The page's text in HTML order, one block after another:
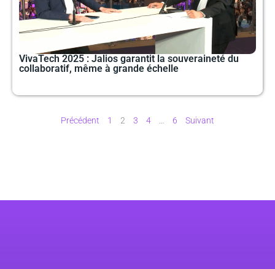
VivaTech 2025 : Jalios garantit la souveraineté du
collaboratif, même à grande échelle
Précédent 1 2 3 4 6 Suivant